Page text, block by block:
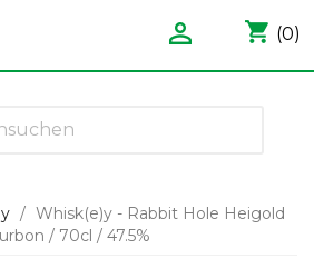
shopping_cart (0)

Whisk(e)y - Rabbit Hole Heigold
/ 70cl / 47.5%